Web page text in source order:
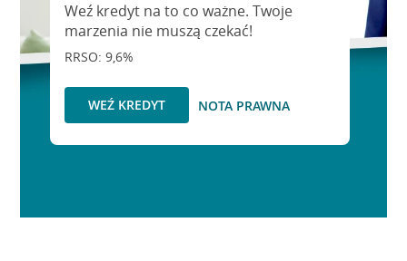
Weź kredyt na to co ważne. Twoje
marzenia nie muszą czekać!
RRSO: 9,6%
WEŹ KREDYT NOTA PRAWNA